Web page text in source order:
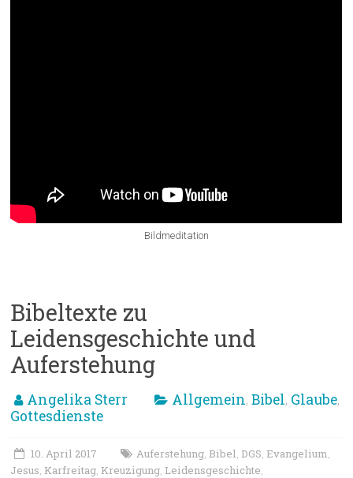
Bildmeditation
Bibeltexte zu
Leidensgeschichte und
Auferstehung
Angelika Sterr Allgemein,Bibel, Glaube,
Gottesdienste
10. April 2017 Auferstehung, Bibel, DGS, Evangelium,
Jesus, Karfreitag, Kreuzigung, Leidensgeschichte,